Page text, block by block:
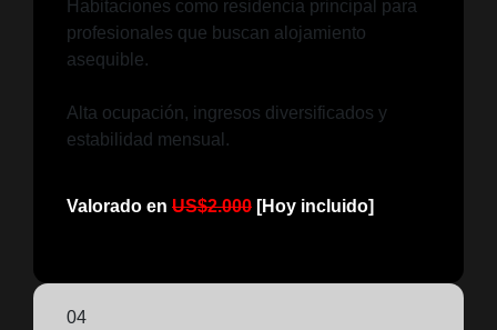
Habitaciones como residencia principal para
profesionales que buscan alojamiento
asequible.
Alta ocupación, ingresos diversificados y
estabilidad mensual.
Valorado en US$2.000 [Hoy incluido]
04